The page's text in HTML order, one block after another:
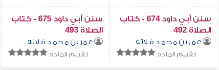
سنن أبي داود 674 - كتاب
الصلاة 492
عمر بن محمد فلاته
تقييم المادة:
سنن أبي داود 675 - كتاب
الصلاة 493
عمر بن محمد فلاته
تقييم المادة: